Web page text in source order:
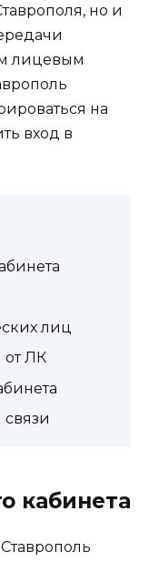
но и
лицевым
на
вход в
лиц
от ЛК
кабинета